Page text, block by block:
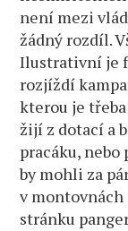
není mezi
žádný rozdíl.
Ilustrativní je
rozjíždí
kterou je
žijí z dotací a
pracáku,
by mohli za
v montovnách
stránku